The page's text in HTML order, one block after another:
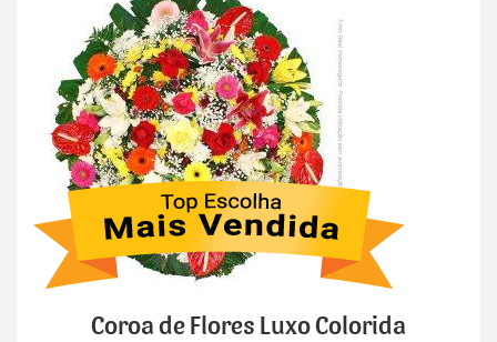
Coroa de Flores Luxo Colorida